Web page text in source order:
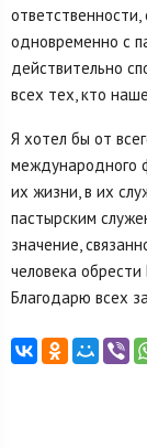
одновременно с
действительно
всех тех, кто
Я хотел бы от
международного
их жизни, в их
пастырским
значение,
человека
Благодарю всех